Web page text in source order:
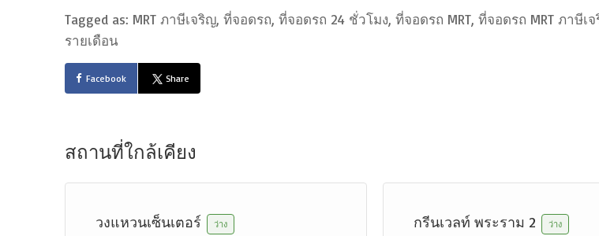
Tagged as: MRT ภาษีเจริญ, ที่จอดรถ, ที่จอดรถ 24 ชั่วโมง, ที่จอดรถ MRT, ที่จอดรถ MRT ภาษีเ
รายเดือน
Facebook Share
สถานที่ใกล้เคียง
วงแหวนเซ็นเตอร์ ว่าง กรีนเวลท์ พระราม 2 ว่าง